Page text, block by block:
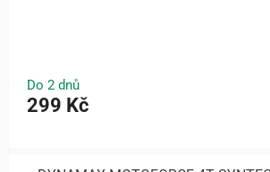
Do 2 dnů
299 Kč